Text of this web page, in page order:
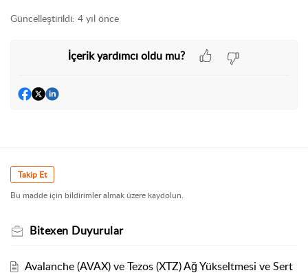
Güncelleştirildi: 4 yıl önce
İçerik yardımcı oldu mu?
Takip Et
Bu madde için bildirimler almak üzere kaydolun.
Bitexen Duyurular
Avalanche (AVAX) ve Tezos (XTZ) Ağ Yükseltmesi ve Sert